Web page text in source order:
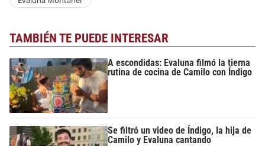
TAMBIÉN TE PUEDE INTERESAR
A escondidas: Evaluna filmó la tierna
rutina de cocina de Camilo con Índigo
Se filtró un video de Índigo, la hija de
Camilo y Evaluna cantando